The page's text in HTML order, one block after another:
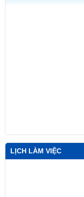
LỊCH LÀM VIỆC